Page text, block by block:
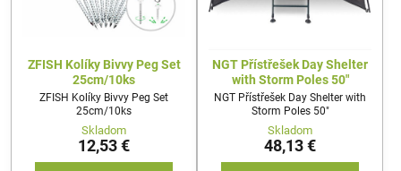
ZFISH Kolíky Bivvy Peg Set
25cm/10ks
ZFISH Kolíky Bivvy Peg Set
25cm/10ks
Skladom
12,53 €
NGT Přístřešek Day Shelter
with Storm Poles 50"
NGT Přístřešek Day Shelter with
Storm Poles 50"
Skladom
48,13 €